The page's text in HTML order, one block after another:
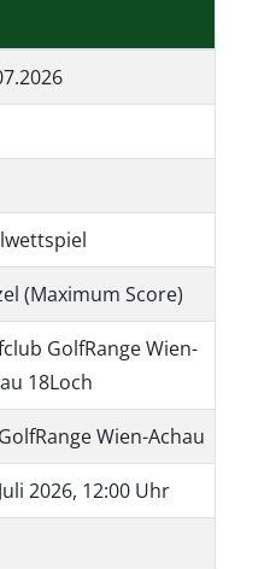
(Maximum Score)
GolfRange Wien-
18Loch
Wien-Achau
2026, 12:00 Uhr